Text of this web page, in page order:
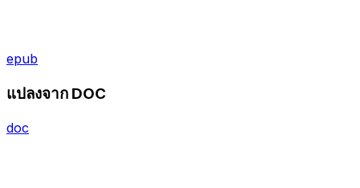
epub
แปลงจาก DOC
doc